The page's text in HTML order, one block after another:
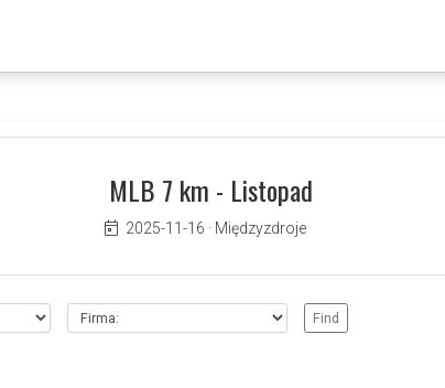
MLB 7 km - Listopad
2025-11-16 · Międzyzdroje